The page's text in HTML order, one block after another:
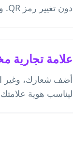
دون تغيير رمز QR. وفر تكاليف الطباعة.
علامة
أضف شعارك، وغير
ليناسب هوية علامتك